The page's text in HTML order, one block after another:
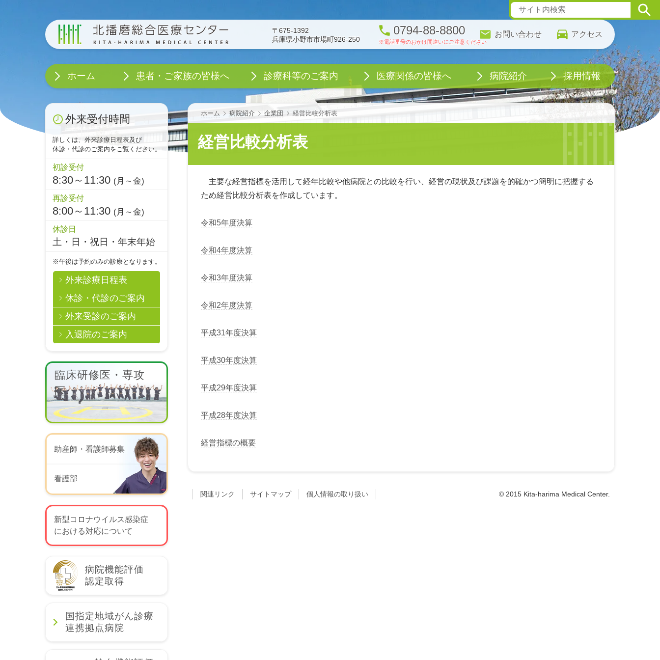
外来受付時間
詳しくは、外来診療日程表及び
休診・代診のご案内をご覧ください。
初診受付
8:30～11:30 (月～金)
再診受付
8:00～11:30 (月～金)
休診日
土・日・祝日・年末年始
※午後は予約のみの診療となります。
外来診療日程表
休診・代診のご案内
外来受診のご案内
入退院のご案内
臨床研修医・専攻
医
助産師・看護師募集
看護部
新型コロナウイルス感染症
における対応について
病院機能評価
認定取得
国指定地域がん診療
連携拠点病院
ホーム 病院紹介 企業団 経営比較分析表
経営比較分析表
主要な経営指標を活用して経年比較や他病院との比較を行い、経営の現状及び課題を的確かつ簡明に把握する
ため経営比較分析表を作成しています。
令和5年度決算
令和4年度決算
令和3年度決算
令和2年度決算
平成31年度決算
平成30年度決算
平成29年度決算
平成28年度決算
経営指標の概要
関連リンク サイトマップ 個人情報の取り扱い © 2015 Kita-harima Medical Center.
アクセス
お問い合わせ
0794-88-8800
〒675-1392
兵庫県小野市市場町926-250
ホーム 患者・ご家族の皆様へ 診療科等のご案内
診療科
先端医療センター
がん総合診療センター 認知症診療センター(兵庫県認知症疾患医療センター)
医療の質・安全管理部
健康管理センター
医療関係の皆様へ
抗微生物薬の適正使用にかかる相談窓口設置のご案内
FAX予約について
患者総合サポートセンター
臨床研修センター
看護部
医療業者向け
病院紹介
病院長あいさつ 基本理念・基本方針・診療方針
患者さんの権利とお願い
病院の概要・沿革
病院の組織
病院の実績
患者統計
病院情報の公表
感染管理に関する取り組み
安全管理に関する取り組み
医療事故等公表
臨床倫理指針 人生の最終段階における医療・ケアの意思決定支援に関する指針
輸血を拒否される場合の当医療センターの対応・診療指針に関して
小児における医療処置や検査等の同意を拒否される場合の対応方針
当医療センターにおける輸血療法に関して
医療行為に伴う侵襲と合併症・偶発症の発症に関して
基幹型臨床研修病院について
特定行為研修生（看護師）が行う特定行為実習に関するお願い
当院での治療に当たり、患者・ご家族の方々にご協力いただきたいことに関して
施設基準・認定施設 医療従事者の負担軽減及び処遇改善に関する取組について
医療機器・設備紹介
医療機能の紹介
経営強化プラン
医師の働き方改革への取組
臨床研究
臓器提供意思に対する方針
個人情報の取り扱い ホームページのプライバシーポリシー
診療記録等の開示を請求される方へ
アクセス
フロアマップ (Floor Map)
企業団
企業団議会
企業団監査委員
経営計画評価委員会
採用情報
医師募集
初期研修医募集
専攻医募集
助産師・看護師募集
医療技術・事務等の募集